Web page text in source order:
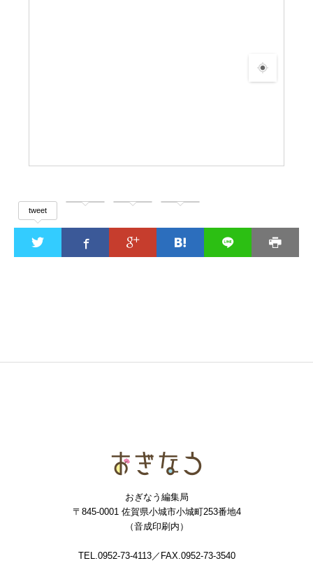
tweet
おぎなう編集局
〒845-0001 佐賀県小城市小城町253番地4
（音成印刷内）
TEL.0952-73-4113／FAX.0952-73-3540